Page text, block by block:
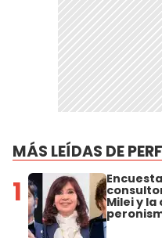
MÁS LEÍDAS DE
1 Milei y la